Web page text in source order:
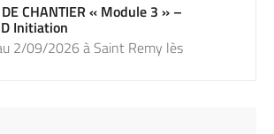
CHANTIER « Module 3 » –
Initiation
2/09/2026 à Saint Remy lès